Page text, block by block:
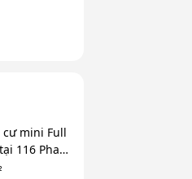
mini Full
116 Phan
tr